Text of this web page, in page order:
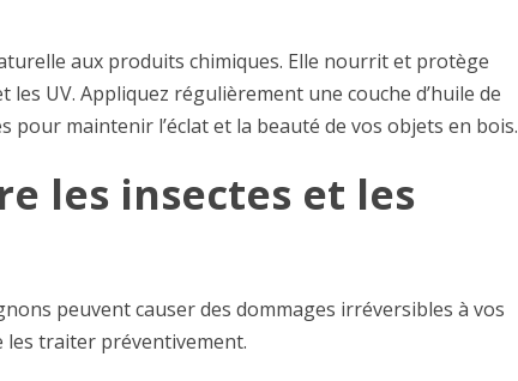
aux produits chimiques. Elle nourrit et protège
UV. Appliquez régulièrement une couche d’huile de
pour maintenir l’éclat et la beauté de vos objets en bois.
les insectes et les
peuvent causer des dommages irréversibles à vos
les traiter préventivement.